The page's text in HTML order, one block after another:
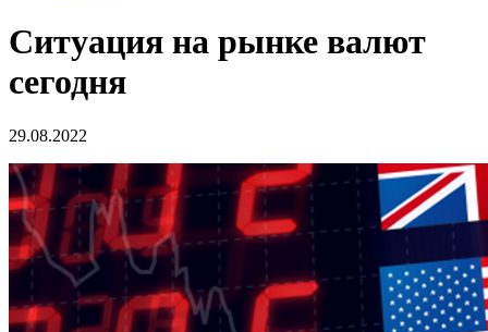
Ситуация на рынке валют
сегодня
29.08.2022